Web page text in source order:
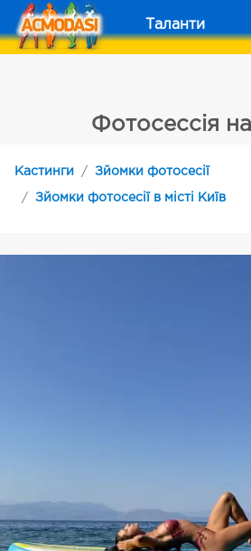
Таланти
Фотосессія
Кастинги Зйомки фотосесії
Зйомки фотосесії в місті Київ